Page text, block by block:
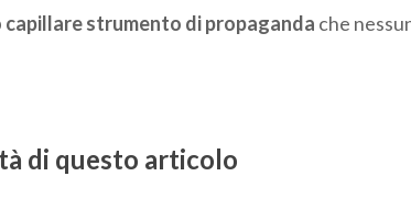
strumento di propaganda che
di questo articolo